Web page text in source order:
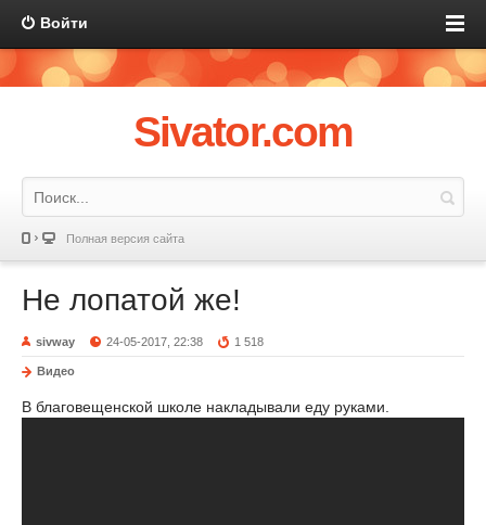
Войти
Sivator.com
Полная версия сайта
Не лопатой же!
sivway 24-05-2017, 22:38 1 518
Видео
В благовещенской школе накладывали еду руками.